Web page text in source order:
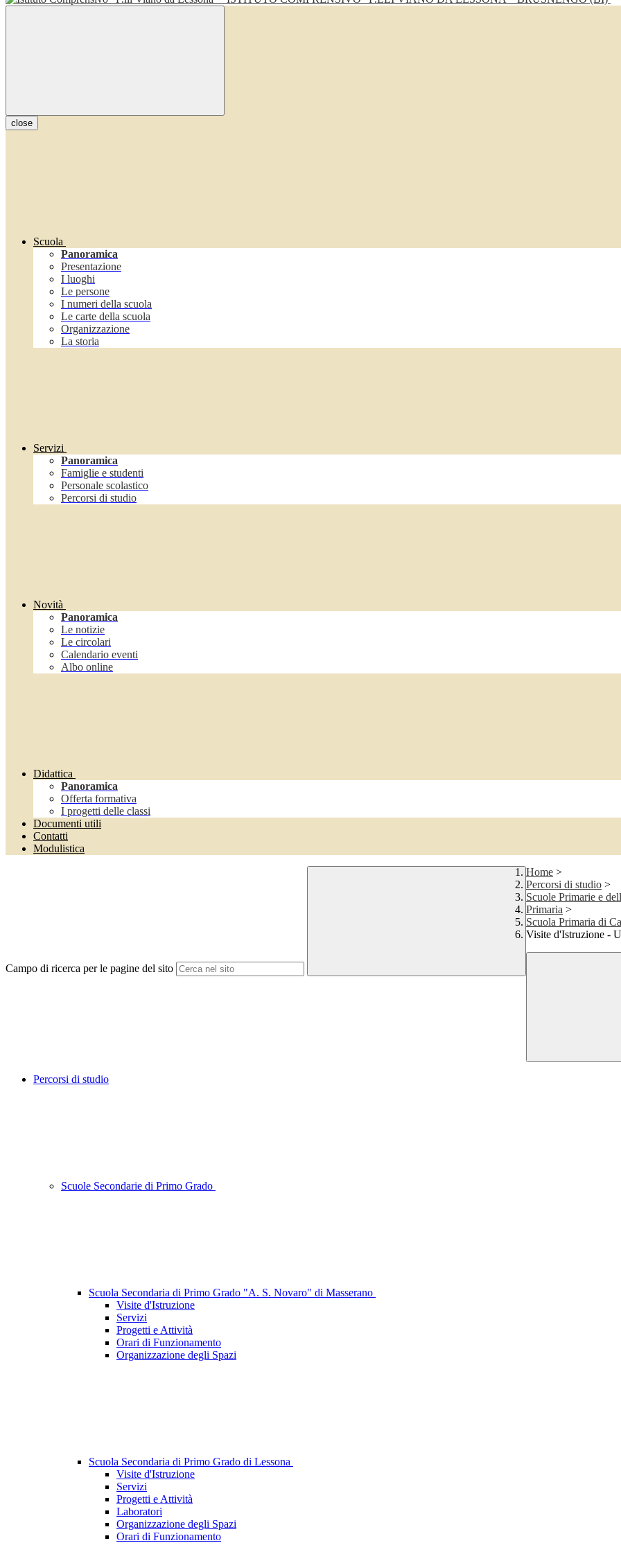
close
Scuola
Panoramica
Presentazione
I luoghi
Le persone
I numeri della scuola
Le carte della scuola
Organizzazione
La storia
Servizi
Panoramica
Famiglie e studenti
Personale scolastico
Percorsi di studio
Novità
Panoramica
Le notizie
Le circolari
Calendario eventi
Albo online
Didattica
Panoramica
Offerta formativa
I progetti delle classi
Documenti utili
Contatti
Modulistica
Campo di ricerca per le pagine del sito
Home >
Percorsi di studio >
Scuole Primarie e
Primaria >
Scuola Primaria di
Visite d'Istruzione -
Percorsi di studio
Scuole Secondarie di Primo Grado
Scuola Secondaria di Primo Grado "A. S. Novaro" di Masserano
Visite d'Istruzione
Servizi
Progetti e Attività
Orari di Funzionamento
Organizzazione degli Spazi
Scuola Secondaria di Primo Grado di Lessona
Visite d'Istruzione
Servizi
Progetti e Attività
Laboratori
Organizzazione degli Spazi
Orari di Funzionamento